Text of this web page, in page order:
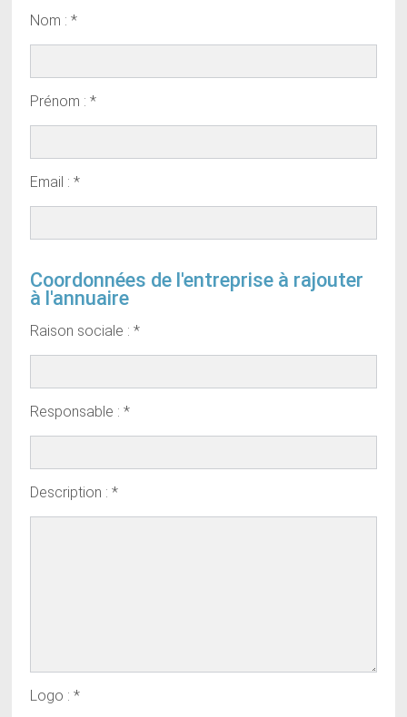
Nom : *
Prénom : *
Email : *
Coordonnées de l'entreprise à rajouter
à l'annuaire
Raison sociale : *
Responsable : *
Description : *
Logo : *